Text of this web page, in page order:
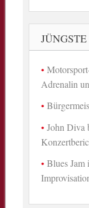
Adrenalin
John Diva
Blues Jam